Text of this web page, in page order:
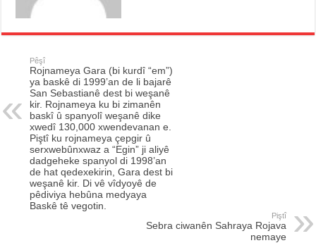
Pêşî
Rojnameya Gara (bi kurdî “em”)
ya baskê di 1999’an de li bajarê
San Sebastianê dest bi weşanê
kir. Rojnameya ku bi zimanên
baskî û spanyolî weşanê dike
xwedî 130,000 xwendevanan e.
Piştî ku rojnameya çepgir û
serxwebûnxwaz a “Egin” ji aliyê
dadgeheke spanyol di 1998’an
de hat qedexekirin, Gara dest bi
weşanê kir. Di vê vîdyoyê de
pêdiviya hebûna medyaya
Baskê tê vegotin.
Piştî
Sebra ciwanên Sahraya Rojava
nemaye